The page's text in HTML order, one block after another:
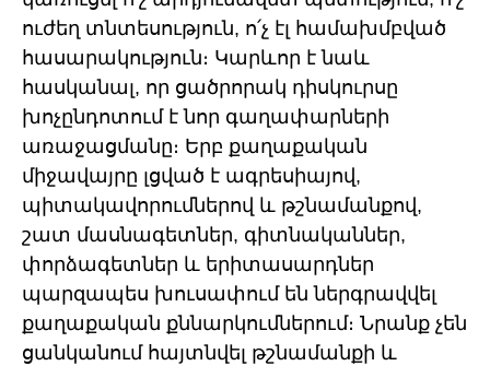
ուժեղ տնտեսություն, ո՛չ էլ համախմբված
հասարակություն։ Կարևոր է նաև
հասկանալ, որ ցածրորակ դիսկուրսը
խոչընդոտում է նոր գաղափարների
առաջացմանը։ Երբ քաղաքական
միջավայրը լցված է ագրեսիայով,
պիտակավորումներով և թշնամանքով,
շատ մասնագետներ, գիտնականներ,
փորձագետներ և երիտասարդներ
պարզապես խուսափում են ներգրավվել
քաղաքական քննարկումներում։ Նրանք չեն
ցանկանում հայտնվել թշնամանքի և